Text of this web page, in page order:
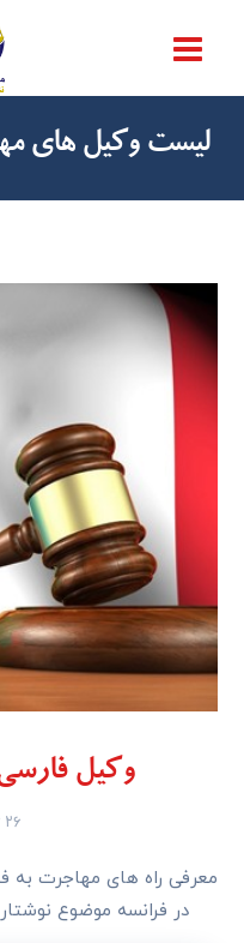
لیست وکیل های
وکیل
۲۶ ژانویه ۲۰۲۰
معرفی راه های مهاجرت به
در فرانسه موضوع